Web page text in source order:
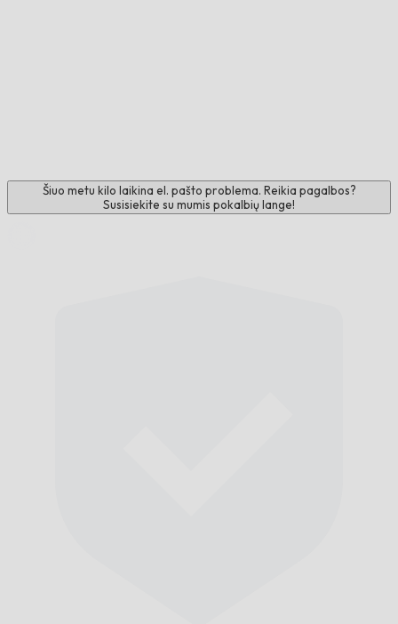
Šiuo metu kilo laikina el. pašto problema. Reikia pagalbos?
Susisiekite su mumis pokalbių lange!